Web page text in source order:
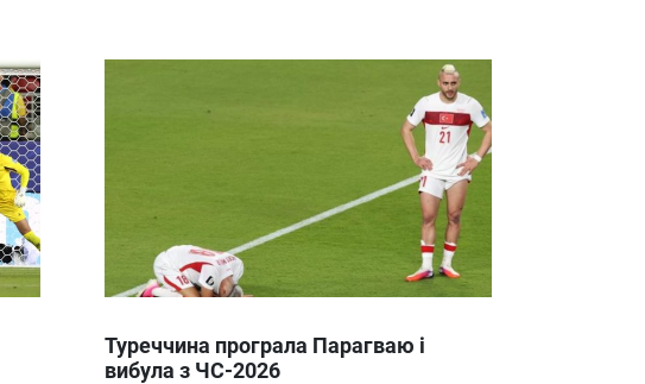
Туреччина програла Парагваю і
вибула з ЧС-2026